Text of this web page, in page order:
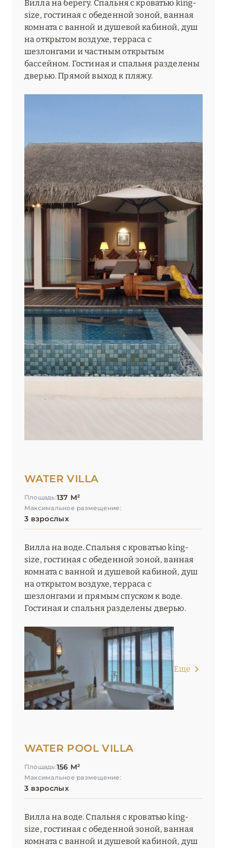
Вилла на берегу. Спальня с кроватью king-
size, гостиная с обеденной зоной, ванная
комната с ванной и душевой кабиной, душ
на открытом воздухе, терраса с
шезлонгами и частным открытым
бассейном. Гостиная и спальня разделены
дверью. Прямой выход к пляжу.
WATER VILLA
Площадь:137 М²
Максимальное размещение:
3 взрослых
Вилла на воде. Спальня с кроватью king-
size, гостиная с обеденной зоной, ванная
комната с ванной и душевой кабиной, душ
на открытом воздухе, терраса с
шезлонгами и прямым спуском к воде.
Гостиная и спальня разделены дверью.
Еще
WATER POOL VILLA
Площадь:156 М²
Максимальное размещение:
3 взрослых
Вилла на воде. Спальня с кроватью king-
size, гостиная с обеденной зоной, ванная
комната с ванной и душевой кабиной, душ